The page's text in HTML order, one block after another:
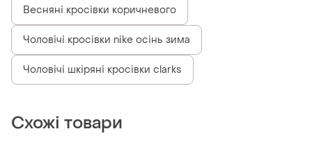
Весняні кросівки коричневого
Чоловічі кросівки nike осінь зима
Чоловічі шкіряні кросівки clarks
Схожі товари